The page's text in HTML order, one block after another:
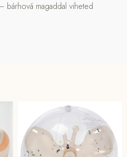
magaddal viheted